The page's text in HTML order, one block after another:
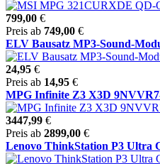
799,00 €
Preis ab 749,00 €
ELV Bausatz MP3-Sound-
24,95 €
Preis ab 14,95 €
MPG Infinite Z3 X3D
3447,99 €
Preis ab 2899,00 €
Lenovo ThinkStation P3 Ultra